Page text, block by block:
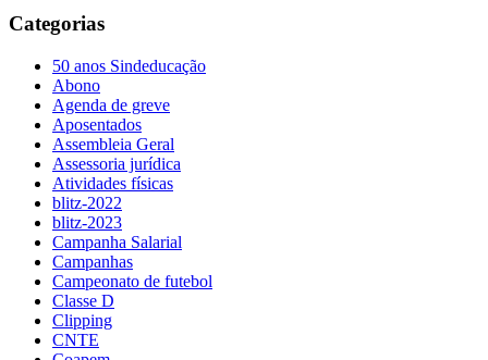
Categorias
50 anos Sindeducação
Abono
Agenda de greve
Aposentados
Assembleia Geral
Assessoria jurídica
Atividades físicas
blitz-2022
blitz-2023
Campanha Salarial
Campanhas
Campeonato de futebol
Classe D
Clipping
CNTE